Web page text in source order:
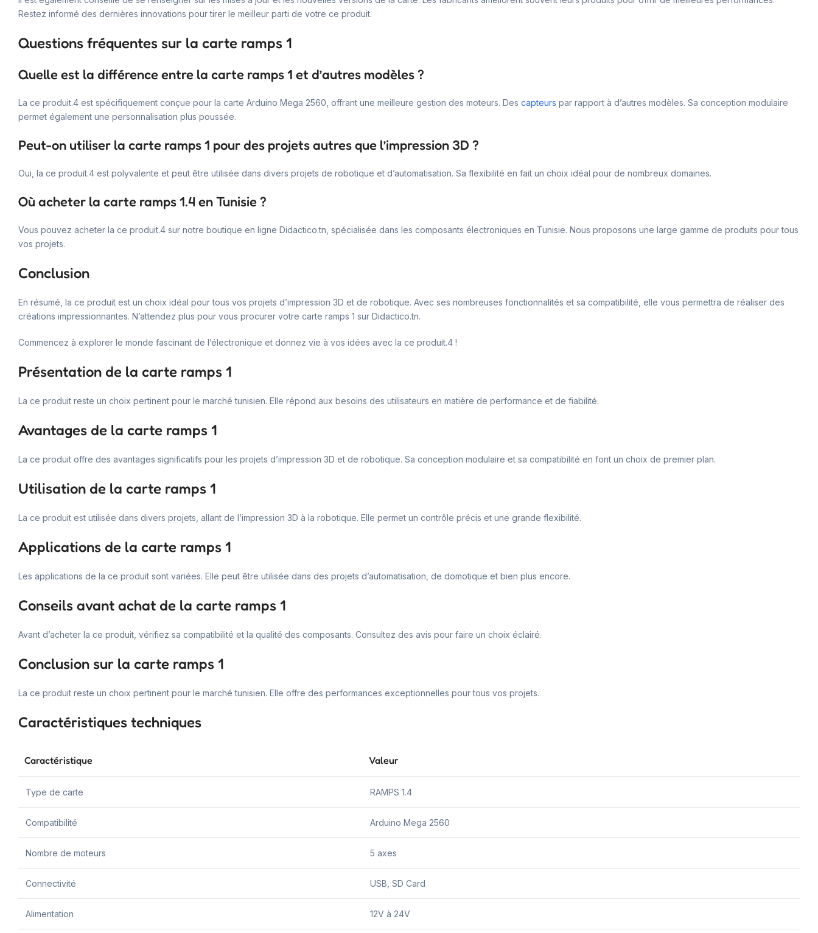
Restez informé des dernières innovations pour tirer le meilleur parti de votre ce produit.
Questions fréquentes sur la carte ramps 1
Quelle est la différence entre la carte ramps 1 et d’autres modèles ?
La ce produit.4 est spécifiquement conçue pour la carte Arduino Mega 2560, offrant une meilleure gestion des moteurs. Des capteurs par rapport à d’autres modèles. Sa conception modulaire
permet également une personnalisation plus poussée.
Peut-on utiliser la carte ramps 1 pour des projets autres que l’impression 3D ?
Oui, la ce produit.4 est polyvalente et peut être utilisée dans divers projets de robotique et d’automatisation. Sa flexibilité en fait un choix idéal pour de nombreux domaines.
Où acheter la carte ramps 1.4 en Tunisie ?
Vous pouvez acheter la ce produit.4 sur notre boutique en ligne Didactico.tn, spécialisée dans les composants électroniques en Tunisie. Nous proposons une large gamme de produits pour tous
vos projets.
Conclusion
En résumé, la ce produit est un choix idéal pour tous vos projets d’impression 3D et de robotique. Avec ses nombreuses fonctionnalités et sa compatibilité, elle vous permettra de réaliser des
créations impressionnantes. N’attendez plus pour vous procurer votre carte ramps 1 sur Didactico.tn.
Commencez à explorer le monde fascinant de l’électronique et donnez vie à vos idées avec la ce produit.4 !
Présentation de la carte ramps 1
La ce produit reste un choix pertinent pour le marché tunisien. Elle répond aux besoins des utilisateurs en matière de performance et de fiabilité.
Avantages de la carte ramps 1
La ce produit offre des avantages significatifs pour les projets d’impression 3D et de robotique. Sa conception modulaire et sa compatibilité en font un choix de premier plan.
Utilisation de la carte ramps 1
La ce produit est utilisée dans divers projets, allant de l’impression 3D à la robotique. Elle permet un contrôle précis et une grande flexibilité.
Applications de la carte ramps 1
Les applications de la ce produit sont variées. Elle peut être utilisée dans des projets d’automatisation, de domotique et bien plus encore.
Conseils avant achat de la carte ramps 1
Avant d’acheter la ce produit, vérifiez sa compatibilité et la qualité des composants. Consultez des avis pour faire un choix éclairé.
Conclusion sur la carte ramps 1
La ce produit reste un choix pertinent pour le marché tunisien. Elle offre des performances exceptionnelles pour tous vos projets.
Caractéristiques techniques
Caractéristique Valeur
Type de carte RAMPS 1.4
Compatibilité Arduino Mega 2560
Nombre de moteurs 5 axes
Connectivité USB, SD Card
Alimentation 12V à 24V